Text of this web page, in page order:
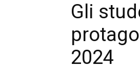
Gli
2024